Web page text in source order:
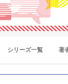
シリーズ一覧 著